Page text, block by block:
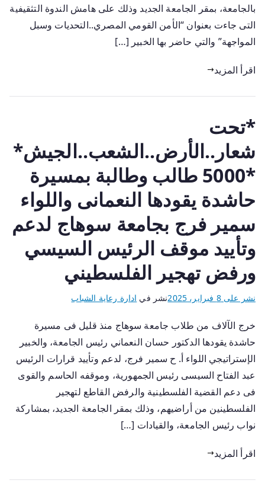
بالجامعة، بمقر الجامعة الجديد وذلك على هامش الندوة التثقيفية
التى جاءت بعنوان “الأمن القومي المصري..التحديات وسبل
المواجهة” والتي حاضر بها الخبير […]
اقرأ المزيد
*تحت
شعار..الأرض..الشعب..الجيش*
*5000 طالب وطالبة بمسيرة
حاشدة يقودها النعمانى واللواء
سمير فرج بجامعة سوهاج لدعم
وتأييد موقف الرئيس السيسي
ورفض تهجير الفلسطيني
نشر على8 فبراير، 2025 نشر في ادارة رعاية الشباب
خرج الآلاف من طلاب جامعة سوهاج منذ قليل فى مسيرة
حاشدة يقودها الدكتور حسان النعماني رئيس الجامعة، والخبير
الإستراتيجي اللواء أ. ح سمير فرج، لدعم وتأييد قرارات الرئيس
عبد الفتاح السيسى رئيس الجمهورية، وموقفه الحاسم والقوى
فى دعم القضية الفلسطينية والرفض القاطع لتهجير
الفلسطينين من أراضيهم، وذلك بمقر الجامعة الجديد، بمشاركة
نواب رئيس الجامعة، والقيادات […]
اقرأ المزيد